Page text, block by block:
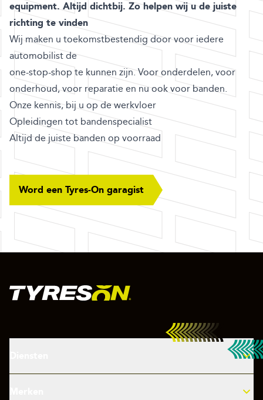
equipment. Altijd dichtbij. Zo helpen wij u de juiste
richting te vinden
Wij maken u toekomstbestendig door voor iedere
automobilist de
one-stop-shop te kunnen zijn. Voor onderdelen, voor
onderhoud, voor reparatie en nu ook voor banden.
Onze kennis, bij u op de werkvloer
Opleidingen tot bandenspecialist
Altijd de juiste banden op voorraad
Word een Tyres-On garagist
FOOTER